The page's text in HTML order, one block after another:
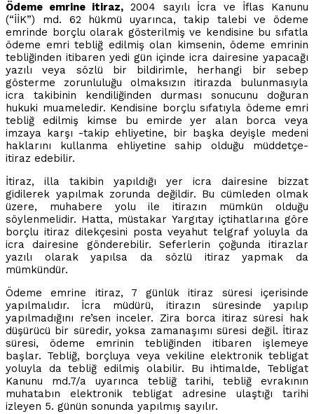
Ödeme emrine itiraz, 2004 sayılı İcra ve İflas Kanunu
(“İİK”) md. 62 hükmü uyarınca, takip talebi ve ödeme
emrinde borçlu olarak gösterilmiş ve kendisine bu sıfatla
ödeme emri tebliğ edilmiş olan kimsenin, ödeme emrinin
tebliğinden itibaren yedi gün içinde icra dairesine yapacağı
yazılı veya sözlü bir bildirimle, herhangi bir sebep
gösterme zorunluluğu olmaksızın itirazda bulunmasıyla
icra takibinin kendiliğinden durması sonucunu doğuran
hukuki muameledir. Kendisine borçlu sıfatıyla ödeme emri
tebliğ edilmiş kimse bu emirde yer alan borca veya
imzaya karşı -takip ehliyetine, bir başka deyişle medeni
haklarını kullanma ehliyetine sahip olduğu müddetçe-
itiraz edebilir.
İtiraz, illa takibin yapıldığı yer icra dairesine bizzat
gidilerek yapılmak zorunda değildir. Bu cümleden olmak
üzere, muhabere yolu ile itirazın mümkün olduğu
söylenmelidir. Hatta, müstakar Yargıtay içtihatlarına göre
borçlu itiraz dilekçesini posta veyahut telgraf yoluyla da
icra dairesine gönderebilir. Seferlerin çoğunda itirazlar
yazılı olarak yapılsa da sözlü itiraz yapmak da
mümkündür.
Ödeme emrine itiraz, 7 günlük itiraz süresi içerisinde
yapılmalıdır. İcra müdürü, itirazın süresinde yapılıp
yapılmadığını re’sen inceler. Zira borca itiraz süresi hak
düşürücü bir süredir, yoksa zamanaşımı süresi değil. İtiraz
süresi, ödeme emrinin tebliğinden itibaren işlemeye
başlar. Tebliğ, borçluya veya vekiline elektronik tebligat
yoluyla da tebliğ edilmiş olabilir. Bu ihtimalde, Tebligat
Kanunu md.7/a uyarınca tebliğ tarihi, tebliğ evrakının
muhatabın elektronik tebligat adresine ulaştığı tarihi
izleyen 5. günün sonunda yapılmış sayılır.